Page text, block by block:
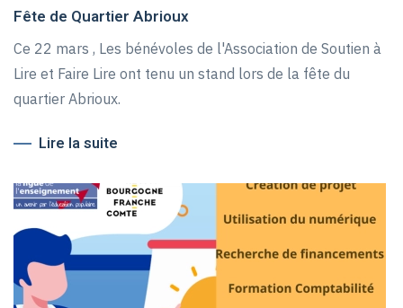
Fête de Quartier Abrioux
Ce 22 mars , Les bénévoles de l'Association de Soutien à
Lire et Faire Lire ont tenu un stand lors de la fête du
quartier Abrioux.
Lire la suite